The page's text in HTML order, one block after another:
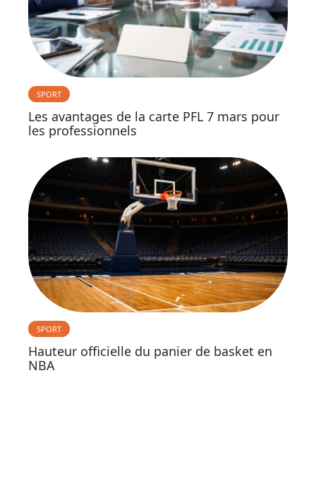
SPORT
Les avantages de la carte PFL 7 mars pour
les professionnels
SPORT
Hauteur officielle du panier de basket en
NBA